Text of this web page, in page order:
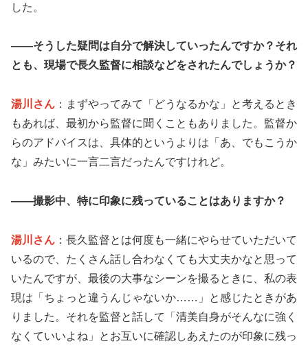
した。
——そうした疑問は自分で解決していったんですか？それ
とも、現場で長久監督に相談などをされたんでしょうか？
湯川さん ：まずやってみて「どうなるかな」と考えるとき
もあれば、最初から監督に聞くこともありました。監督か
らのアドバイスは、具体的というよりは「あ、でもこうか
な」みたいに一言二言だったんですけれど。
——撮影中、特に印象に残っていることはありますか？
湯川さん ：長久監督とは何度も一緒にやらせていただいて
いるので、たくさん話し合わなくても大丈夫かなと思って
いたんですが、最後の大事なシーンを撮るときに、私の表
現は「ちょっと違うんじゃないか……」と感じたときがあ
りました。それを監督と話して「清美自身がそんなに強く
なくていいよね」とお互いに確認しあえたのが印象に残っ